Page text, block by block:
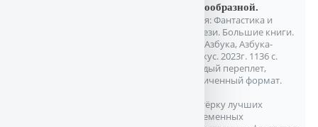
разнообразной.
Серия: Фантастика и
фэнтези. Большие книги.
СПб. Азбука, Азбука-
Аттикус. 2023г. 1136 с.
Твердый переплет,
Увеличенный формат.
В пятёрку лучших
современных